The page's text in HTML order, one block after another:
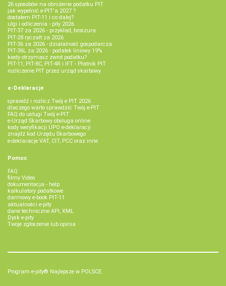
26 sposobów na obniżenie podatku PIT
jak wypełnić e-PIT'a 2027 ?
dostałem PIT-11 i co dalej?
ulgi i odliczenia - pity 2026
PIT-37 za 2026 - przykład, broszura
PIT-28 ryczałt za 2026
PIT-36 za 2026 - działalność gospodarcza
PIT-36L za 2026 - podatek liniowy 19%
kiedy otrzymasz zwrot podatku?
PIT-11, PIT-8C, PIT-4R i IFT - Płatnik PIT
rozliczenie PIT przez urząd skarbowy
e-Deklaracje
sprawdź i rozlicz Twój e PIT 2026
dlaczego warto sprawdzić Twój e-PIT
FAQ do usługi Twój e-PIT
e-Urząd Skarbowy obsługa online
kody weryfikacji UPO e-deklaracji
znajdź kod Urzędu Skarbowego
e-deklaracje VAT, CIT, PCC oraz inne
Pomoc
FAQ
filmy Video
dokumentacja - help
kalkulatory podatkowe
darmowy e-book PIT-11
aktualności e-pity
dane techniczne API, XML
Dysk e-pity
Twoje zgłoszenie lub opinia
Program e-pity® Najlepsze w POLSCE.